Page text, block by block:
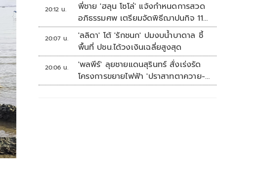
20:12 น.
พี่ชาย 'ฮลุน โซโล่' แจ้งกำหนดการสวด
อภิธรรมศพ เตรียมจัดพิธีฌาปนกิจ 11
ส.ค.
20:07 น.
'ลลิดา' โต้ 'รักชนก' ปมงบน้ำบาดาล ชี้
พื้นที่ ปชน.ได้วงเงินเฉลี่ยสูงสุด
20:06 น.
'พลพีร์' ลุยชายแดนสุรินทร์ สั่งเร่งรัด
โครงการขยายไฟฟ้า 'ปราสาทตาควาย-
เนิน 350'